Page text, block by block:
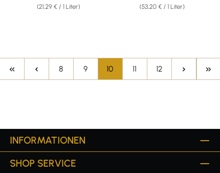
(21,29 € / 1 Liter) (53,20 € / 1 Liter)
Seite
8 Seite
9 Seite
10 Seite
11 Seite
12
INFORMATIONEN
SHOP SERVICE